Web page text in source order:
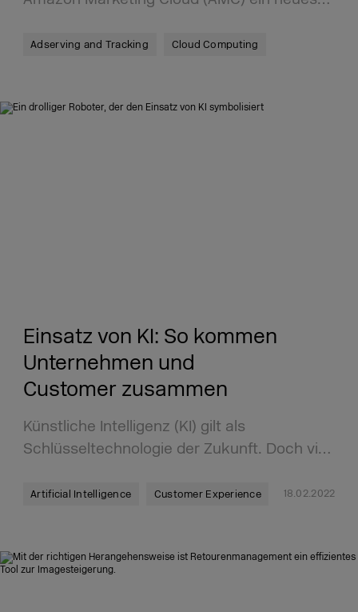
Adserving and Tracking Cloud Computing
Einsatz von KI: So kommen
Unternehmen und
Customer zusammen
Künstliche Intelligenz (KI) gilt als
Schlüsseltechnologie der Zukunft. Doch vi…
Artificial Intelligence Customer Experience 18.02.2022